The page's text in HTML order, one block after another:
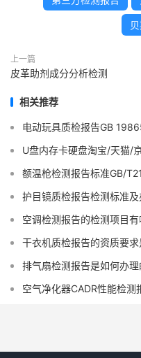
上一篇
皮革助剂成分分析检测
相关推荐
电动玩具质检报告GB
U盘内存卡硬盘淘宝/天猫/
额温枪检测报告标准GB/
护目镜质检报告检测标准
空调检测报告的检测项目有
干衣机质检报告的资质要求
排气扇检测报告是如何办理
空气净化器CADR性能检测